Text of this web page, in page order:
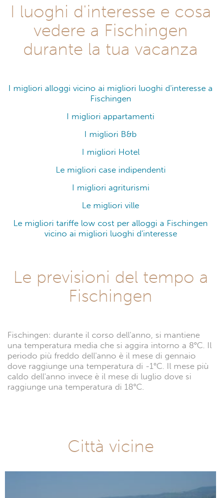
I luoghi d'interesse e cosa
vedere a Fischingen
durante la tua vacanza
I migliori alloggi vicino ai migliori luoghi d'interesse a
Fischingen
I migliori appartamenti
I migliori B&b
I migliori Hotel
Le migliori case indipendenti
I migliori agriturismi
Le migliori ville
Le migliori tariffe low cost per alloggi a Fischingen
vicino ai migliori luoghi d'interesse
Le previsioni del tempo a
Fischingen
Fischingen: durante il corso dell'anno, si mantiene
una temperatura media che si aggira intorno a 8°C. Il
periodo più freddo dell'anno è il mese di gennaio
dove raggiunge una temperatura di -1°C. Il mese più
caldo dell'anno invece è il mese di luglio dove si
raggiunge una temperatura di 18°C.
Città vicine